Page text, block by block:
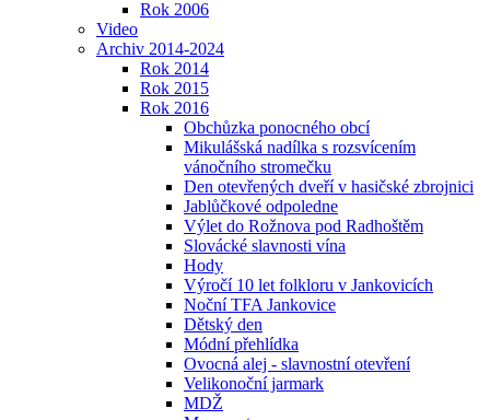
Rok 2006
Video
Archiv 2014-2024
Rok 2014
Rok 2015
Rok 2016
Obchůzka ponocného obcí
Mikulášská nadílka s rozsvícením
vánočního stromečku
Den otevřených dveří v hasičské zbrojnici
Jablůčkové odpoledne
Výlet do Rožnova pod Radhoštěm
Slovácké slavnosti vína
Hody
Výročí 10 let folkloru v Jankovicích
Noční TFA Jankovice
Dětský den
Módní přehlídka
Ovocná alej - slavnostní otevření
Velikonoční jarmark
MDŽ